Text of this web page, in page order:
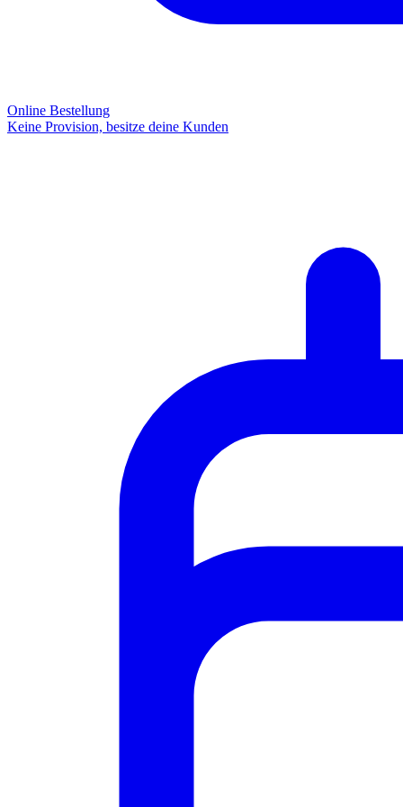
Online Bestellung
Keine Provision, besitze deine Kunden